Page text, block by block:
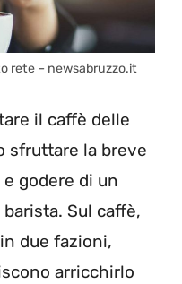
rete – newsabruzzo.it
il caffè delle
sfruttare la breve
e godere di un
Sul caffè,
due fazioni,
arricchirlo